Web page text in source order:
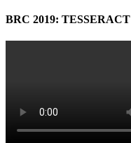
BRC 2019: TESSERACT